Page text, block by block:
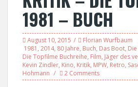
1981 – BUCH
August 10, 2015 Florian Wurfbaum
1981 , 2014, 80 Jahre, Buch, Das Boot,
Die Topfilme Buchreihe, Film, Jäger des
Kevin Zindler, Kino, Kritik, MPW, Retro,
Hohmann
2 Comments